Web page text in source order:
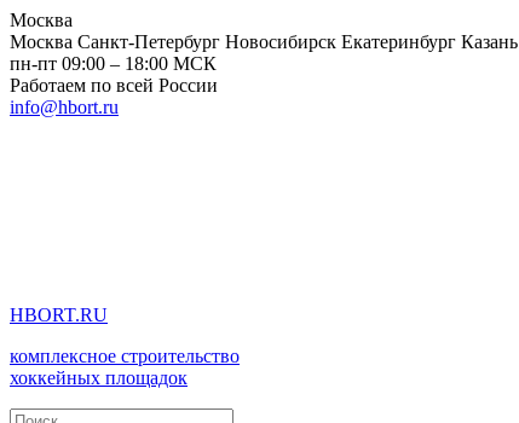
Москва
Москва Санкт-Петербург Новосибирск Екатеринбург Казань
пн-пт 09:00 – 18:00 МСК
Работаем по всей России
info@hbort.ru
HBORT.RU
комплексное строительство
хоккейных площадок